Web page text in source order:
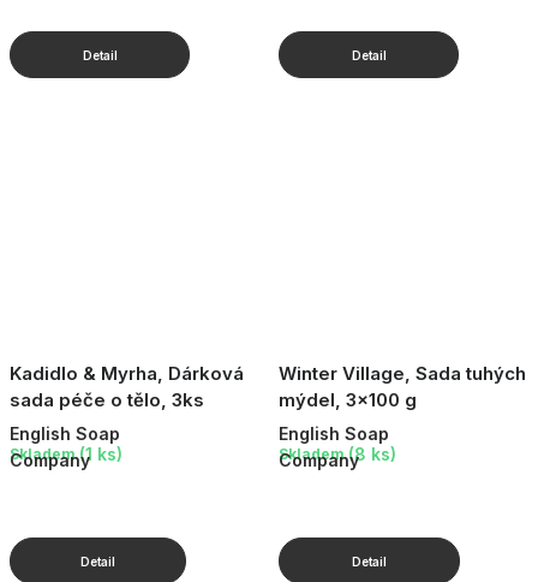
Kadidlo & Myrha, Dárková
sada péče o tělo, 3ks
English Soap
Company
Skladem (1 ks)
Winter Village, Sada tuhých
mýdel, 3x100 g
English Soap
Company
Skladem (8 ks)